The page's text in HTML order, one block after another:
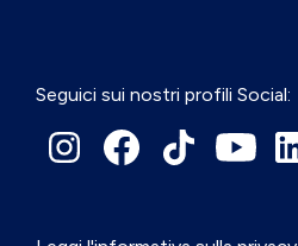
Seguici sui nostri profili Social: